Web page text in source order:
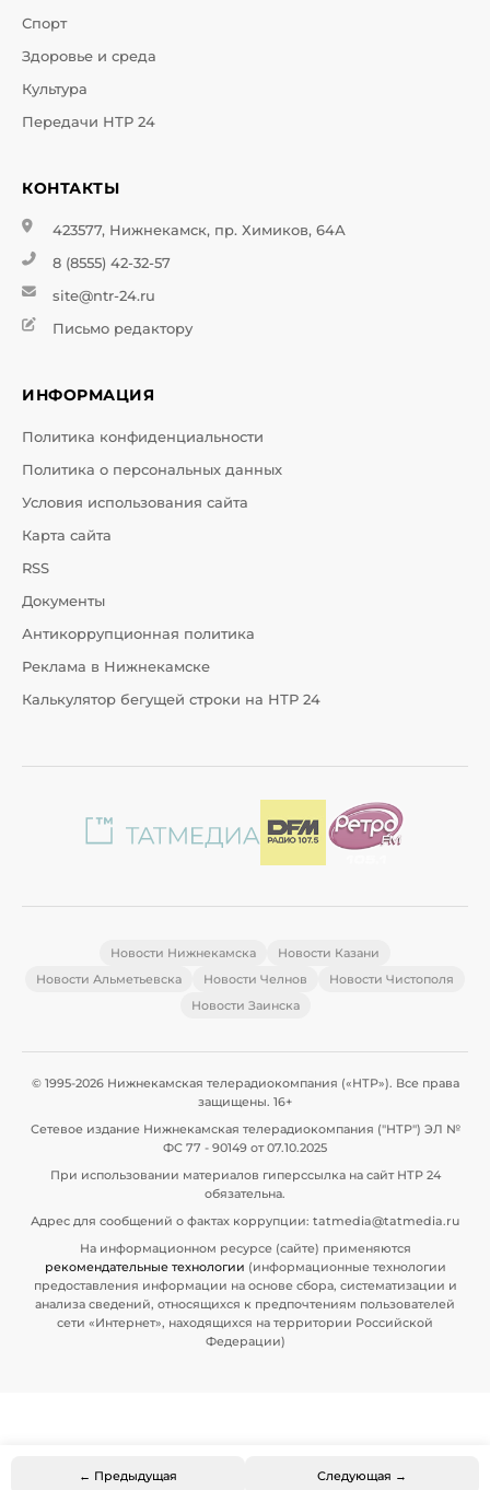
← Предыдущая Следующая →
Спорт
Здоровье и среда
Культура
Передачи НТР 24
КОНТАКТЫ
423577, Нижнекамск, пр. Химиков, 64А
8 (8555) 42-32-57
site@ntr-24.ru
Письмо редактору
ИНФОРМАЦИЯ
Политика конфиденциальности
Политика о персональных данных
Условия использования сайта
Карта сайта
RSS
Документы
Антикоррупционная политика
Реклама в Нижнекамске
Калькулятор бегущей строки на НТР 24
Новости Нижнекамска
Новости Казани
Новости Альметьевска
Новости Челнов
Новости Чистополя
Новости Заинска
© 1995-2026 Нижнекамская телерадиокомпания («НТР»). Все права
защищены. 16+
Сетевое издание Нижнекамская телерадиокомпания ("НТР") ЭЛ №
ФС 77 - 90149 от 07.10.2025
При использовании материалов гиперссылка на сайт НТР 24
обязательна.
Адрес для сообщений о фактах коррупции: tatmedia@tatmedia.ru
На информационном ресурсе (сайте) применяются
рекомендательные технологии (информационные технологии
предоставления информации на основе сбора, систематизации и
анализа сведений, относящихся к предпочтениям пользователей
сети «Интернет», находящихся на территории Российской
Федерации)